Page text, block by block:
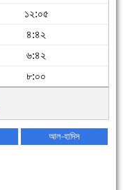
১২:০৫
৪:৪২
৬:৪২
৮:০০
আল-হাদিস